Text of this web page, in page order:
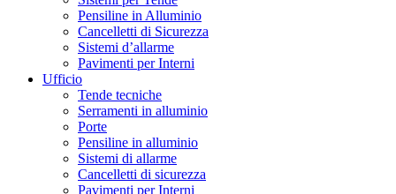
Pensiline in Alluminio
Cancelletti di Sicurezza
Sistemi d’allarme
Pavimenti per Interni
Ufficio
Tende tecniche
Serramenti in alluminio
Porte
Pensiline in alluminio
Sistemi di allarme
Cancelletti di sicurezza
Pavimenti per Interni